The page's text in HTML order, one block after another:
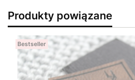
Produkty powiązane
Bestseller